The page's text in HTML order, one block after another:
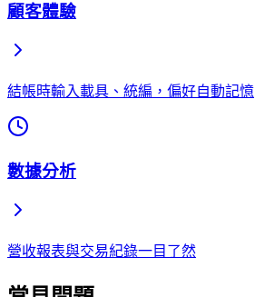
顧客體驗
結帳時輸入載具、統編，偏好自動記憶
數據分析
營收報表與交易紀錄一目了然